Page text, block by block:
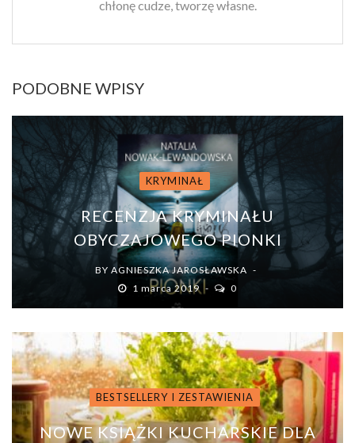
chłonę cudze, tworzę własne.
PODOBNE WPISY
KRYMINAŁ
RECENZJA KRYMINAŁU
OBYCZAJOWEGO PIONKI
BY AGNIESZKA JAROSŁAWSKA
1 marca 2019
0
BESTSELLERY I ZESTAWIENIA
NOWE KSIĄŻKI KUCHARSKIE DLA